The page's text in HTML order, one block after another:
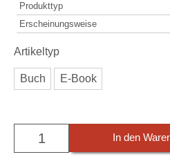
Produkttyp
Erscheinungsweise
Artikeltyp
Buch E-Book
In den